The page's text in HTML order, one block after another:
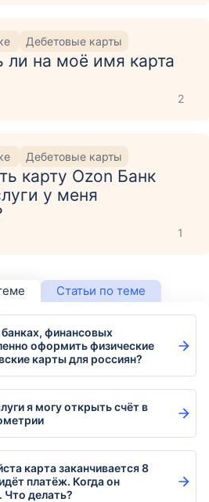
Дебетовые карты
ли на моё имя карта
2
Дебетовые карты
карту Ozon Банк
у меня
1
Статьи по теме
финансовых
оформить физические
карты для россиян?
я могу открыть счёт в
карта заканчивается 8
платёж. Когда он
Что делать?